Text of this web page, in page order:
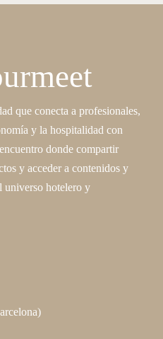
que conecta a profesionales,
y la hospitalidad con
donde compartir
y acceder a contenidos y
universo hotelero y